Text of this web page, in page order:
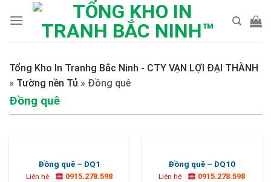
Tổng Kho In Tranhg Bắc Ninh - CTY VẠN LỢI ĐẠI THÀNH
» Tường nền Tủ » Đồng quê
Đồng quê
Đồng quê – DQ1
Liên hệ 0915.278.598
Đồng quê – DQ10
Liên hệ 0915.278.598